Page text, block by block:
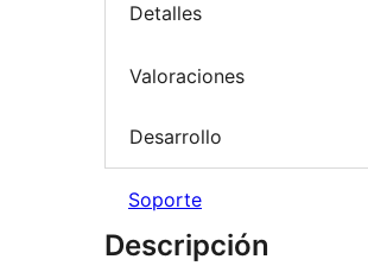
Detalles
Valoraciones
Desarrollo
Soporte
Descripción